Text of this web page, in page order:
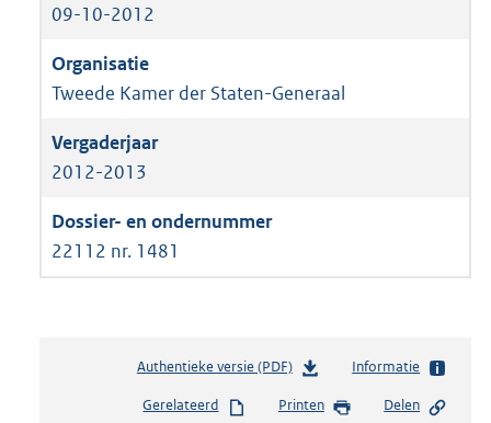
09-10-2012
Tweede Kamer der Staten-Generaal
2012-2013
22112 nr. 1481
Authentieke versie (PDF)b
s
Informatie
Gerelateerd Printen Delen